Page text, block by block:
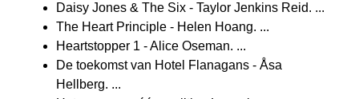
Daisy Jones & The Six - Taylor Jenkins Reid. ...
The Heart Principle - Helen Hoang. ...
Heartstopper 1 - Alice Oseman. ...
De toekomst van Hotel Flanagans - Åsa
Hellberg. ...